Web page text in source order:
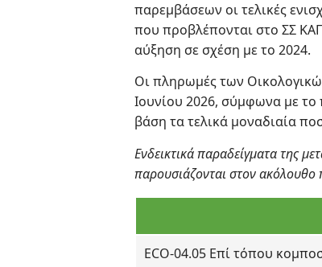
παρεμβάσεων οι τελικές
που προβλέπονται στο ΣΣ
αύξηση σε σχέση με το 2024.
Οι πληρωμές των
Ιουνίου 2026, σύμφωνα με
βάση τα τελικά μοναδιαία
Ενδεικτικά παραδείγματα της
παρουσιάζονται στον ακόλουθο
ECO-04.05 Επί τόπου